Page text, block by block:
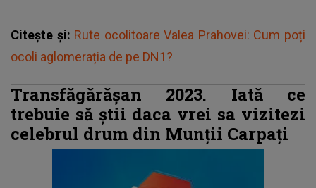
Citește și: Rute ocolitoare Valea Prahovei: Cum poți
ocoli aglomerația de pe DN1?
Transfăgărășan 2023. Iată ce
trebuie să știi daca vrei sa vizitezi
celebrul drum din Munții Carpați